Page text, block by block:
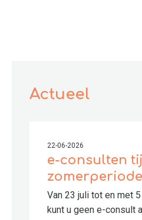
Actueel
22-06-2026
e-consulten
zomerperiode
Van 23 juli tot en met
kunt u geen e-consult